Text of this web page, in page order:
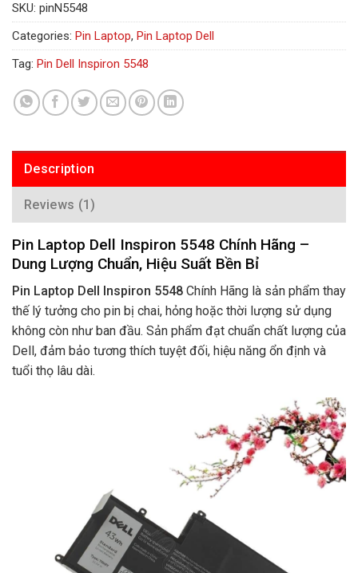
SKU: pinN5548
Categories: Pin Laptop, Pin Laptop Dell
Tag: Pin Dell Inspiron 5548
Description
Reviews (1)
Pin Laptop Dell Inspiron 5548 Chính Hãng –
Dung Lượng Chuẩn, Hiệu Suất Bền Bỉ
Pin Laptop Dell Inspiron 5548 Chính Hãng là sản phẩm thay
thế lý tưởng cho pin bị chai, hỏng hoặc thời lượng sử dụng
không còn như ban đầu. Sản phẩm đạt chuẩn chất lượng của
Dell, đảm bảo tương thích tuyệt đối, hiệu năng ổn định và
tuổi thọ lâu dài.